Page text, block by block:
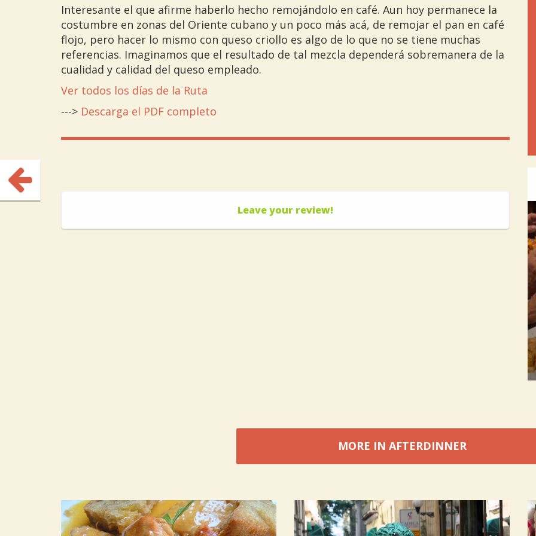
Interesante el que afirme haberlo hecho remojándolo en café. Aun hoy permanece la
costumbre en zonas del Oriente cubano y un poco más acá, de remojar el pan en café
flojo, pero hacer lo mismo con queso criollo es algo de lo que no se tiene muchas
referencias. Imaginamos que el resultado de tal mezcla dependerá sobremanera de la
cualidad y calidad del queso empleado.
Ver todos los días de la Ruta
---> Descarga el PDF completo
Leave your review!
MORE IN AFTERDINNER